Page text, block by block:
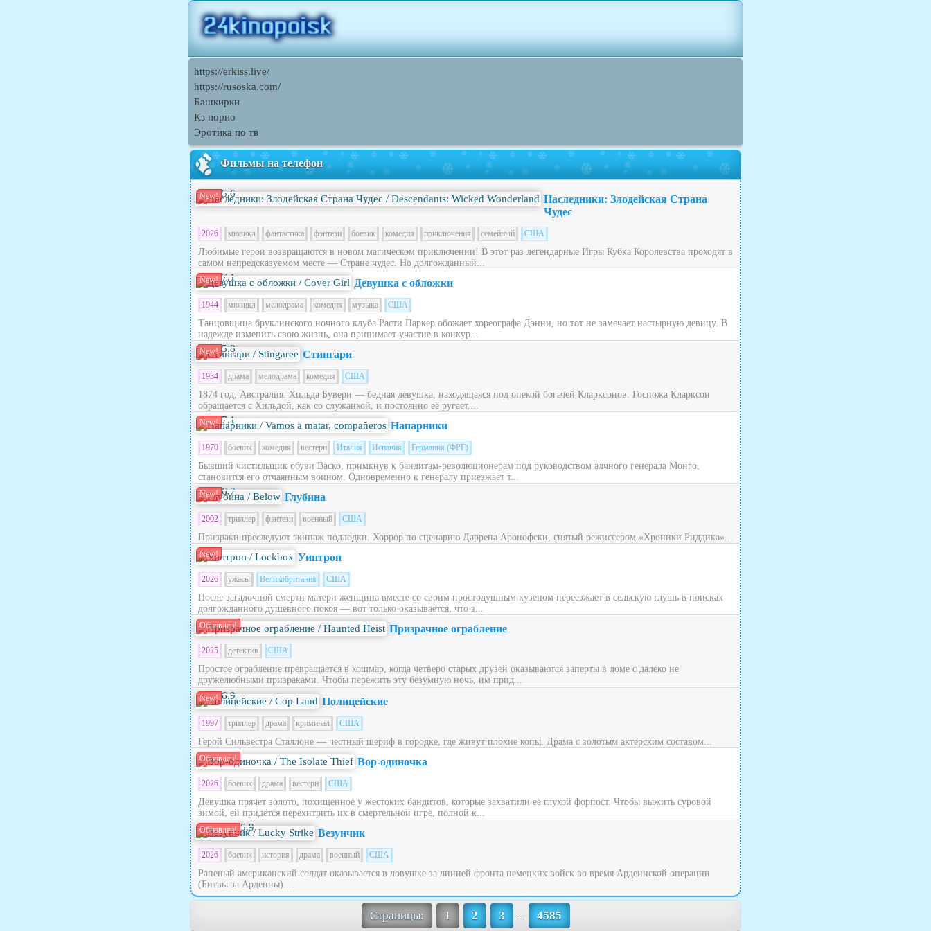
https://erkiss.live/
https://rusoska.com/
Башкирки
Кз порно
Эротика по тв
Фильмы на телефон
New! 5.6
Наследники: Злодейская Страна
Чудес
2026 мюзикл фантастика фэнтези боевик комедия приключения семейный США
Любимые герои возвращаются в новом магическом приключении! В этот раз легендарные Игры Кубка Королевства проходят в
самом непредсказуемом месте — Стране чудес. Но долгожданный...
New! 7.1 Девушка с обложки
1944 мюзикл мелодрама комедия музыка США
Танцовщица бруклинского ночного клуба Расти Паркер обожает хореографа Дэнни, но тот не замечает настырную девицу. В
надежде изменить свою жизнь, она принимает участие в конкур...
New! 5.8 Стингари
1934 драма мелодрама комедия США
1874 год, Австралия. Хильда Бувери — бедная девушка, находящаяся под опекой богачей Кларксонов. Госпожа Кларксон
обращается с Хильдой, как со служанкой, и постоянно её ругает....
New! 7.1 Напарники
1970 боевик комедия вестерн Италия Испания Германия (ФРГ)
Бывший чистильщик обуви Васко, примкнув к бандитам-революционерам под руководством алчного генерала Монго,
становится его отчаянным воином. Одновременно к генералу приезжает т...
New! 6.7 Глубина
2002 триллер фэнтези военный США
Призраки преследуют экипаж подлодки. Хоррор по сценарию Даррена Аронофски, снятый режиссером «Хроники Риддика»...
New! Уинтроп
2026 ужасы Великобритания США
После загадочной смерти матери женщина вместе со своим простодушным кузеном переезжает в сельскую глушь в поисках
долгожданного душевного покоя — вот только оказывается, что з...
Обновлен! Призрачное ограбление
2025 детектив США
Простое ограбление превращается в кошмар, когда четверо старых друзей оказываются заперты в доме с далеко не
дружелюбными призраками. Чтобы пережить эту безумную ночь, им прид...
New! 6.9 Полицейские
1997 триллер драма криминал США
Герой Сильвестра Сталлоне — честный шериф в городке, где живут плохие копы. Драма с золотым актерским составом...
Обновлен! Вор-одиночка
2026 боевик драма вестерн США
Девушка прячет золото, похищенное у жестоких бандитов, которые захватили её глухой форпост. Чтобы выжить суровой
зимой, ей придётся перехитрить их в смертельной игре, полной к...
Обновлен! 5.9 Везунчик
2026 боевик история драма военный США
Раненый американский солдат оказывается в ловушке за линией фронта немецких войск во время Арденнской операции
(Битвы за Арденны)....
Страницы: 1 2 3 ... 4585